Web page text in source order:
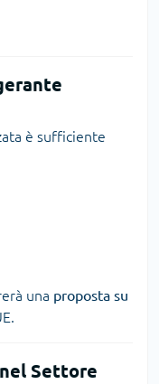
è sufficiente
una proposta su
Settore